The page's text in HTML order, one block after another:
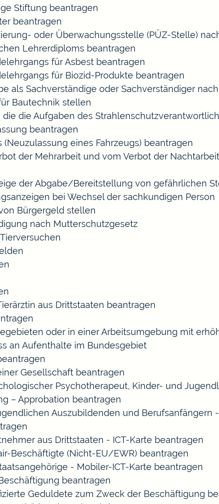
Stiftung beantragen
beantragen
oder Überwachungsstelle (PÜZ-Stelle)
Lehrerdiploms beantragen
für Asbest beantragen
für Biozid-Produkte beantragen
als Sachverständige oder Sachverständiger
Bautechnik stellen
die Aufgaben des
beantragen
eines Fahrzeugs) beantragen
der Mehrarbeit und vom Verbot der
der Abgabe/Bereitstellung von gefährlichen
bei Wechsel der sachkundigen Person
Bürgergeld stellen
nach Mutterschutzgesetz
aus Drittstaaten beantragen
oder in einer Arbeitsumgebung mit
an Aufenthalte im Bundesgebiet
Gesellschaft beantragen
Psychotherapeut, Kinder- und
– Approbation beantragen
Auszubildenden und Berufsanfängern
aus Drittstaaten - ICT-Karte beantragen
Beschäftigte (Nicht-EU/EWR) beantragen
- Mobiler-ICT-Karte beantragen
beantragen
Geduldete zum Zweck der Beschäftigung